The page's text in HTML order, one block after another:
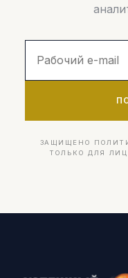
ЗАЩИЩЕНО
ТОЛЬКО ДЛЯ